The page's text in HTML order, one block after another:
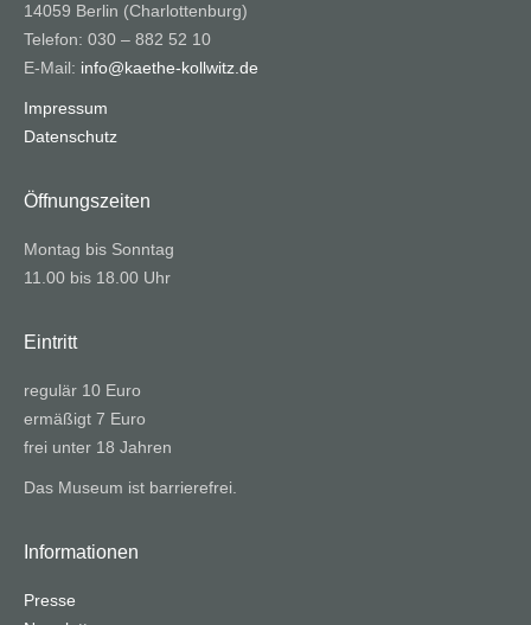
14059 Berlin (Charlottenburg)
Telefon: 030 – 882 52 10
E-Mail: info@kaethe-kollwitz.de
Impressum
Datenschutz
Öffnungszeiten
Montag bis Sonntag
11.00 bis 18.00 Uhr
Eintritt
regulär 10 Euro
ermäßigt 7 Euro
frei unter 18 Jahren
Das Museum ist barrierefrei.
Informationen
Presse